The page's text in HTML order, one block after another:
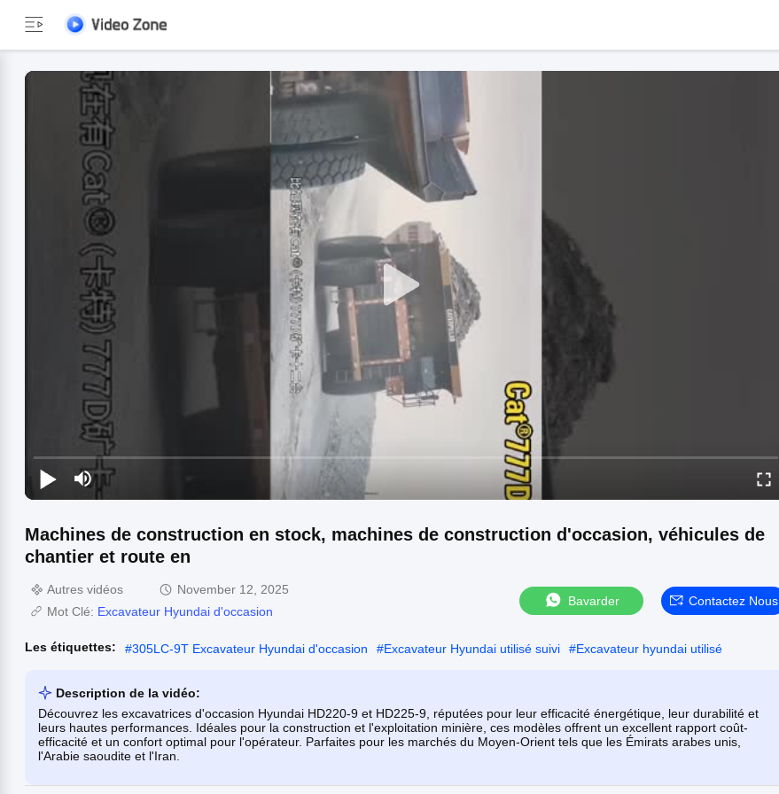
Machines de construction en stock, machines de construction d'occasion, véhicules de
chantier et route en
Autres vidéos
November 12, 2025
Mot Clé: Excavateur Hyundai d'occasion
Bavarder Contactez Nous
Les étiquettes: #305LC-9T Excavateur Hyundai d'occasion #Excavateur Hyundai utilisé suivi #Excavateur hyundai utilisé
Description de la vidéo:
Découvrez les excavatrices d'occasion Hyundai HD220-9 et HD225-9, réputées pour leur efficacité énergétique, leur durabilité et
leurs hautes performances. Idéales pour la construction et l'exploitation minière, ces modèles offrent un excellent rapport coût-
efficacité et un confort optimal pour l'opérateur. Parfaites pour les marchés du Moyen-Orient tels que les Émirats arabes unis,
l'Arabie saoudite et l'Iran.